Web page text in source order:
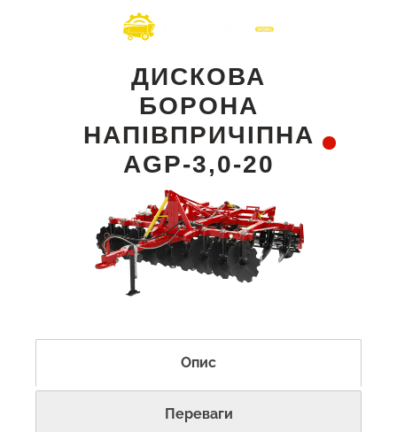
ДИСКОВА
БОРОНА
НАПІВПРИЧІПНА
AGP-3,0-20
Опис
Переваги